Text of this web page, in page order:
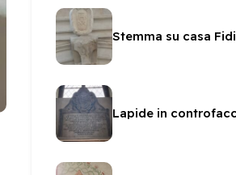
Stemma su casa Fidi